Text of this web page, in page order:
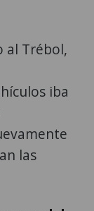
al Trébol,
iba
las